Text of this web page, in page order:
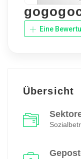
Eine
Übersicht